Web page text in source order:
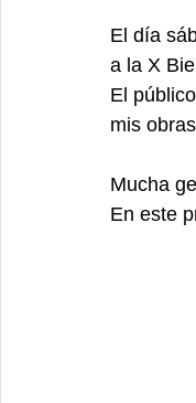
El día
a la X
El
mis
Mucha
En este